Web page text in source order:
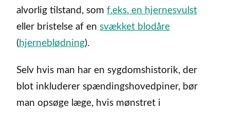
alvorlig tilstand, som f.eks. en hjernesvulst
eller bristelse af en svækket blodåre
( hjerneblødning).
Selv hvis man har en sygdomshistorik, der
blot inkluderer spændingshovedpiner, bør
man opsøge læge, hvis mønstret i